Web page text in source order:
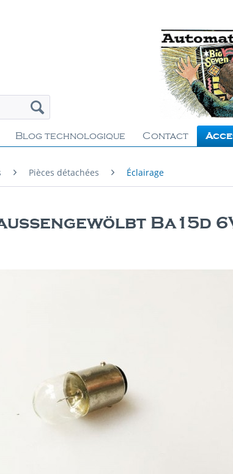
Blog technologique Contact
Pièces détachées Éclairage
Ba15d